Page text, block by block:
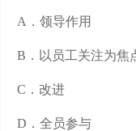
A．领导作用
B．以员工关注为焦
C．改进
D．全员参与